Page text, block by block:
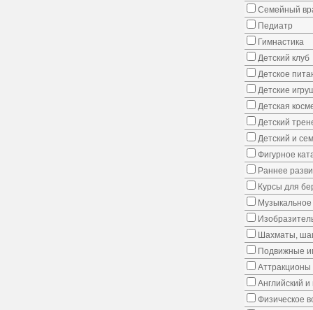
Семейный
Педиатр
Гимнастика
Детский клуб
Детское
Детские
Детская
Детский
Детский и
Фигурное
Раннее
Курсы для
Шахматы,
Подвижные
Аттракционы
Английский
Физическое